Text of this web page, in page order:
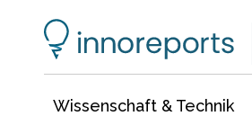
Wissenschaft & Technik